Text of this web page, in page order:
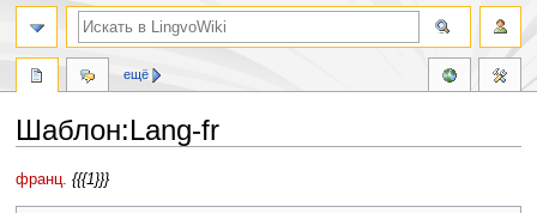
Шаблон:Lang-fr
Перейти
Перейти
франц. {{{1}}}
ещё